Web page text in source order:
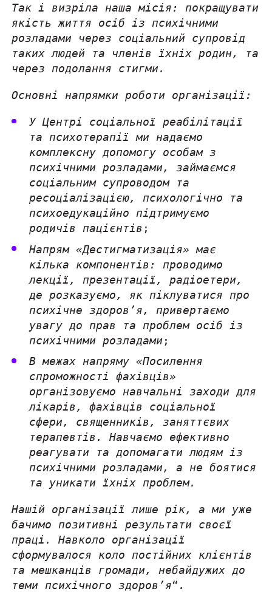
Так і визріла наша місія: покращувати
якість життя осіб із психічними
розладами через соціальний супровід
таких людей та членів їхніх родин, та
через подолання стигми.
Основні напрямки роботи організації:
У Центрі соціальної реабілітації
та психотерапії ми надаємо
комплексну допомогу особам з
психічними розладами, займаємся
соціальним супроводом та
ресоціалізацією, психологічно та
психоедукаційно підтримуємо
родичів пацієнтів ;
Напрям «Дестигматизація» має
кілька компонентів: проводимо
лекції, презентації, радіоетери,
де розказуємо, як піклуватися про
психічне здоров’я, привертаємо
увагу до прав та проблем осіб із
психічними розладами ;
В межах напряму «Посилення
спроможності фахівців»
організовуємо навчальні заходи для
лікарів, фахівців соціальної
сфери, священників, заняттєвих
терапевтів. Навчаємо ефективно
реагувати та допомагати людям із
психічними розладами, а не боятися
та уникати їхніх проблем.
Нашій організації лише рік, а ми уже
бачимо позитивні результати своєї
праці. Навколо організації
сформувалося коло постійних клієнтів
та мешканців громади, небайдужих до
теми психічного здоров’я“ .